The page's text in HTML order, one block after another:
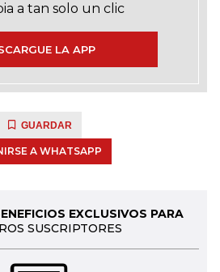
a tan solo un clic
LA APP
GUARDAR
A WHATSAPP
EXCLUSIVOS PARA
SUSCRIPTORES